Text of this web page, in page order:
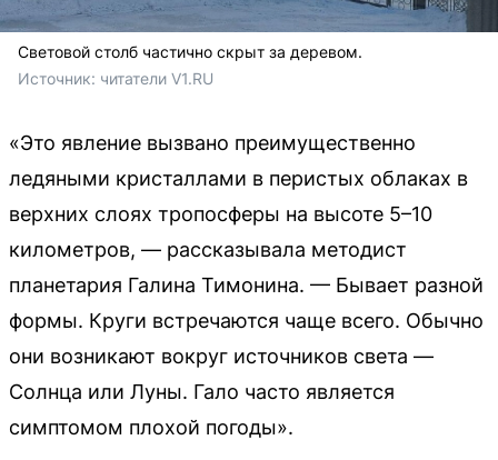
Световой столб частично скрыт за деревом.
Источник: читатели V1.RU
«Это явление вызвано преимущественно
ледяными кристаллами в перистых облаках в
верхних слоях тропосферы на высоте 5–10
километров, — рассказывала методист
планетария Галина Тимонина. — Бывает разной
формы. Круги встречаются чаще всего. Обычно
они возникают вокруг источников света —
Солнца или Луны. Гало часто является
симптомом плохой погоды».